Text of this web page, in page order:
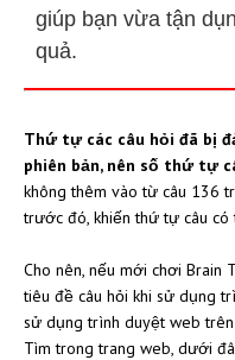
giúp bạn vừa tận
quả.
Thứ tự các câu hỏi đã bị
phiên bản, nên số thứ tự
không thêm vào từ câu 136
trước đó, khiến thứ tự câu
Cho nên, nếu mới chơi Brain
tiêu đề câu hỏi khi sử dụng
sử dụng trình duyệt web
Tìm trong trang web, dưới